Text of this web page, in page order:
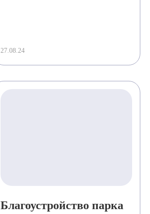
27.08.24
Благоустройство парка